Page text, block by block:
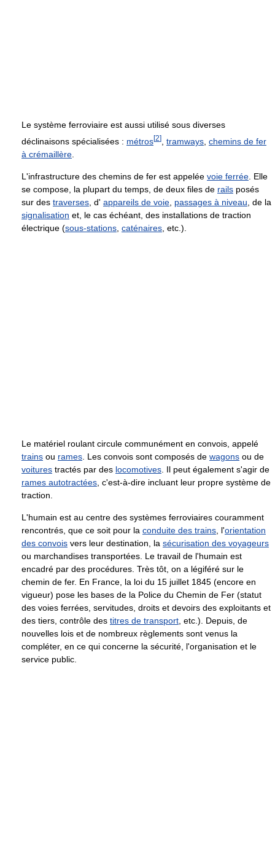
Le système ferroviaire est aussi utilisé sous diverses
déclinaisons spécialisées : métros[2] tramways chemins de fer
à crémaillère
L'infrastructure des chemins de fer est appelée voie ferrée . Elle
se compose, la plupart du temps, de deux files de rails posés
sur des traverses , d' appareils de voie passages à niveau , de la
signalisation et, le cas échéant, des installations de traction
électrique (sous-stations caténaires , etc.).
Le matériel roulant circule communément en convois, appelé
trains ou rames . Les convois sont composés de wagons ou de
voitures tractés par des locomotives . Il peut également s'agir de
rames autotractées , c'est-à-dire incluant leur propre système de
traction.
L'humain est au centre des systèmes ferroviaires couramment
rencontrés, que ce soit pour la conduite des trains , l'orientation
des convois vers leur destination, la sécurisation des voyageurs
ou marchandises transportées. Le travail de l'humain est
encadré par des procédures. Très tôt, on a légiféré sur le
chemin de fer. En France, la loi du 15 juillet 1845 (encore en
vigueur) pose les bases de la Police du Chemin de Fer (statut
des voies ferrées, servitudes, droits et devoirs des exploitants et
des tiers, contrôle des titres de transport , etc.). Depuis, de
nouvelles lois et de nombreux règlements sont venus la
compléter, en ce qui concerne la sécurité, l'organisation et le
service public.